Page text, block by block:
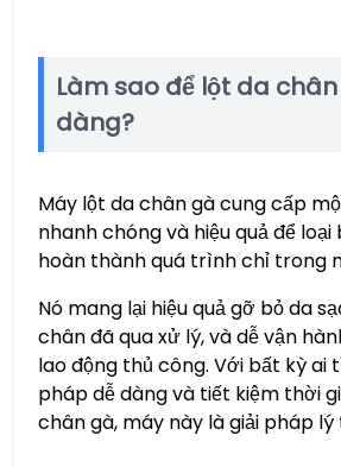
Làm sao để lột da
dàng?
Máy lột da chân gà cung cấp
nhanh chóng và hiệu quả để loại
hoàn thành quá trình chỉ trong
Nó mang lại hiệu quả gỡ bỏ da
chân đã qua xử lý, và dễ vận
lao động thủ công. Với bất kỳ
pháp dễ dàng và tiết kiệm thời
chân gà, máy này là giải pháp